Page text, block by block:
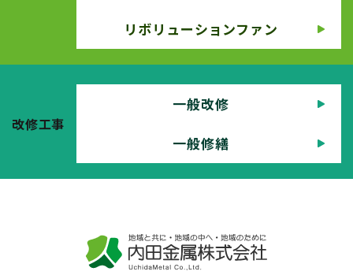
リボリューションファン
改修工事
一般改修
一般修繕